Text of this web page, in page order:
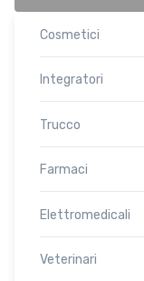
Cosmetici
Integratori
Trucco
Farmaci
Elettromedicali
Veterinari